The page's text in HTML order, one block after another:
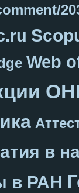
Web
в
в РАН